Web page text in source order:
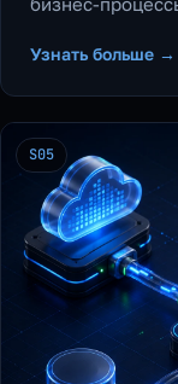
Узнать больше →
S05